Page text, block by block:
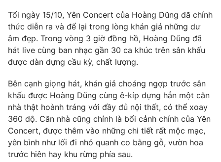
Câu chuyện quốc tế
Thị trường
Góc doanh nghiệp
Dữ liệu và đời sống
Truyền hình
Phim VTV
Hậu trường
Nhân vật
Khán giả
Giải sao mai
Giải trí
Điện ảnh
Âm nhạc
Sao
Đời sống
Du lịch
Làm đẹp
Chất lượng cuộc sống
Giáo dục
Tuyển sinh
Công nghệ
Tối ngày 15/10, Yên Concert của Hoàng Dũng đã chính
thức diễn ra và để lại trong lòng khán giả những dư
âm đẹp. Trong vòng 3 giờ đồng hồ, Hoàng Dũng đã
hát live cùng ban nhạc gần 30 ca khúc trên sân khấu
được dàn dựng cầu kỳ, chất lượng.
Bên cạnh giọng hát, khán giả choáng ngợp trước sân
khấu được Hoàng Dũng cùng ê-kíp dựng hẳn một căn
nhà thật hoành tráng với đầy đủ nội thất, có thể xoay
360 độ. Căn nhà cũng chính là bối cảnh chính của Yên
Concert, được thêm vào những chi tiết rất mộc mạc,
yên bình như lối đi nhỏ quanh co bằng gỗ, vườn hoa
trước hiên hay khu rừng phía sau.